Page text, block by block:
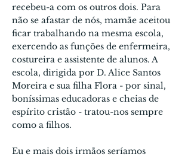
recebeu-a com os outros dois. Para
não se afastar de nós, mamãe aceitou
ficar trabalhando na mesma escola,
exercendo as funções de enfermeira,
costureira e assistente de alunos. A
escola, dirigida por D. Alice Santos
Moreira e sua filha Flora - por sinal,
boníssimas educadoras e cheias de
espírito cristão - tratou-nos sempre
como a filhos.
Eu e mais dois irmãos seríamos